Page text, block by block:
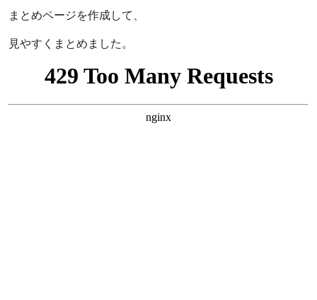
まとめページを作成して、
見やすくまとめました。